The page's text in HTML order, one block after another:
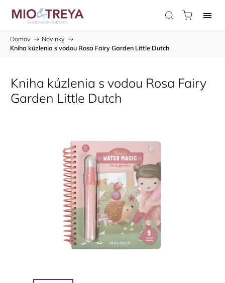
Domov / Novinky /
Kniha kúzlenia s vodou Rosa Fairy Garden Little Dutch
Kniha kúzlenia s vodou Rosa Fairy
Garden Little Dutch